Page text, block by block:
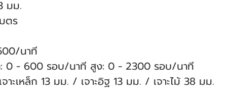
มม.
ตร
นาที
: 0 - 600 รอบ/นาที สูง: 0 - 2300 รอบ/นาที
จาะเหล็ก 13 มม. / เจาะอิฐ 13 มม. / เจาะไม้ 38 มม.